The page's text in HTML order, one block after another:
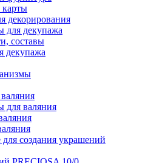
декорирования
для декупажа
составы
декупажа
для валяния
создания украшений